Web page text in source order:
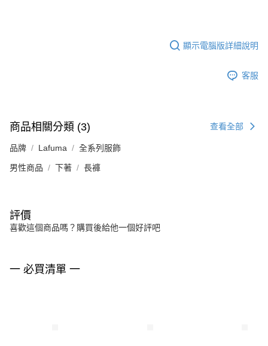
顯示電腦版詳細說明
客服
商品相關分類 (3) 查看全部
品牌 Lafuma 全系列服飾
男性商品 下著 長褲
評價
喜歡這個商品嗎？購買後給他一個好評吧
一 必買清單 一